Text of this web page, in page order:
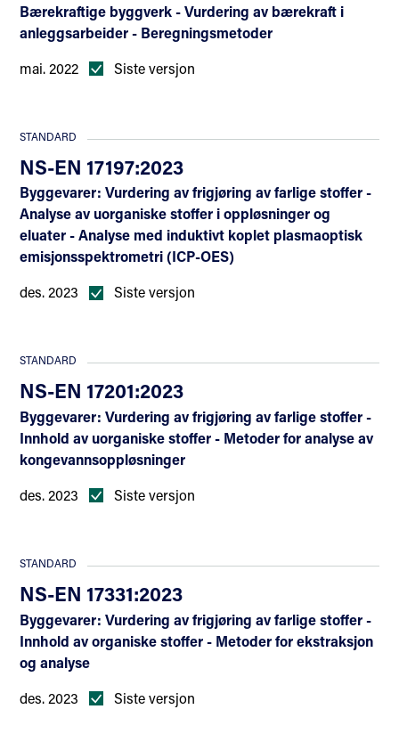
Bærekraftige byggverk - Vurdering av bærekraft i
anleggsarbeider - Beregningsmetoder
mai. 2022
Siste versjon
STANDARD
NS-EN 17197:2023
Byggevarer: Vurdering av frigjøring av farlige stoffer -
Analyse av uorganiske stoffer i oppløsninger og
eluater - Analyse med induktivt koplet plasmaoptisk
emisjonsspektrometri (ICP-OES)
des. 2023
Siste versjon
STANDARD
NS-EN 17201:2023
Byggevarer: Vurdering av frigjøring av farlige stoffer -
Innhold av uorganiske stoffer - Metoder for analyse av
kongevannsoppløsninger
des. 2023
Siste versjon
STANDARD
NS-EN 17331:2023
Byggevarer: Vurdering av frigjøring av farlige stoffer -
Innhold av organiske stoffer - Metoder for ekstraksjon
og analyse
des. 2023
Siste versjon